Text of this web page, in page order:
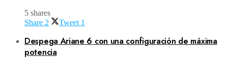
5 shares
Share 2 Tweet 1
Despega Ariane 6 con una configuración de máxima
potencia